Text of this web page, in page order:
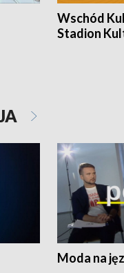
Wschód
Stadion
Moda na